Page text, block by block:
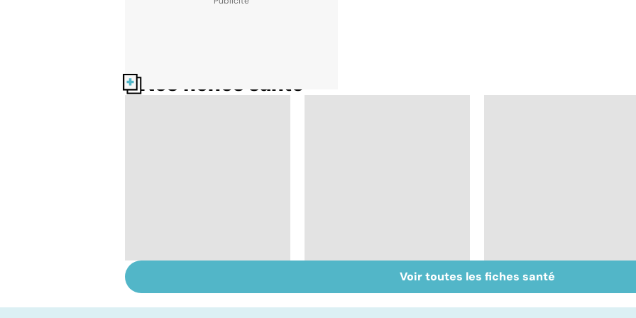
Nos fiches santé
bonnes résolutions
Muscler ses abdos
pour retrouver un
Crampes, déchirures,
élongations... : quand
Voir toutes les fiches santé